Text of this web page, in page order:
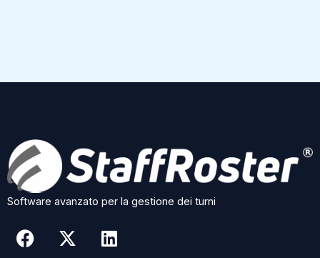
Software avanzato per la gestione dei turni
F
a
X
-
L
i